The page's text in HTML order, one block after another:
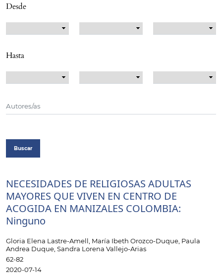
Desde
Hasta
Buscar
NECESIDADES DE RELIGIOSAS ADULTAS
MAYORES QUE VIVEN EN CENTRO DE
ACOGIDA EN MANIZALES COLOMBIA:
Ninguno
Gloria Elena Lastre-Amell, María Ibeth Orozco-Duque, Paula
Andrea Duque, Sandra Lorena Vallejo-Arias
62-82
2020-07-14